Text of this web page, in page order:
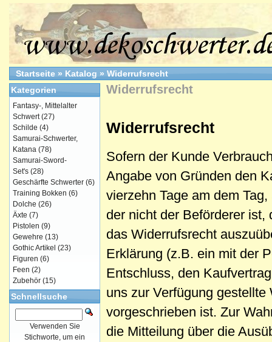
Startseite » Katalog » Widerrufsrecht
Widerrufsrecht
Widerrufsrecht
Sofern der Kunde
Angabe von Gründen den
vierzehn Tage am dem
der nicht der Beförderer
das Widerrufsrecht
Erklärung (z.B. ein mit der
Entschluss, den
uns zur Verfügung
vorgeschrieben ist. Zur
die Mitteilung über die
Kategorien
Fantasy-, Mittelalter
Schwert(27)
Schilde (4)
Samurai-Schwerter,
Katana (78)
Samurai-Sword-
Set's (28)
Geschärfte Schwerter (6)
Training Bokken (6)
Dolche (26)
Äxte (7)
Pistolen (9)
Gewehre (13)
Gothic Artikel (23)
Figuren (6)
Feen (2)
Zubehör (15)
Schnellsuche
Verwenden Sie
Stichworte, um ein